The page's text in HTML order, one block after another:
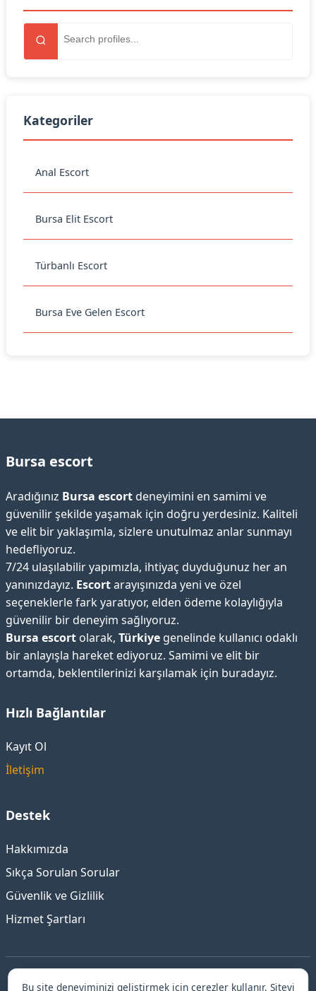
Kategoriler
Anal Escort
Bursa Elit Escort
Türbanlı Escort
Bursa Eve Gelen Escort
Bursa escort
Aradığınız Bursa escort deneyimini en samimi ve
güvenilir şekilde yaşamak için doğru yerdesiniz. Kaliteli
ve elit bir yaklaşımla, sizlere unutulmaz anlar sunmayı
hedefliyoruz.
7/24 ulaşılabilir yapımızla, ihtiyaç duyduğunuz her an
yanınızdayız. Escortarayışınızda yeni ve özel
seçeneklerle fark yaratıyor, elden ödeme kolaylığıyla
güvenilir bir deneyim sağlıyoruz.
Bursa escort olarak, Türkiye genelinde kullanıcı odaklı
bir anlayışla hareket ediyoruz. Samimi ve elit bir
ortamda, beklentilerinizi karşılamak için buradayız.
Hızlı Bağlantılar
Kayıt Ol
İletişim
Destek
Hakkımızda
Sıkça Sorulan Sorular
Güvenlik ve Gizlilik
Hizmet Şartları
Bu site deneyiminizi geliştirmek için çerezler kullanır. Siteyi